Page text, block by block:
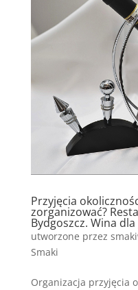
Przyjęcia
zorganizować?
Bydgoszcz. Wina
utworzone przez
Smaki
Organizacja przyjęcia